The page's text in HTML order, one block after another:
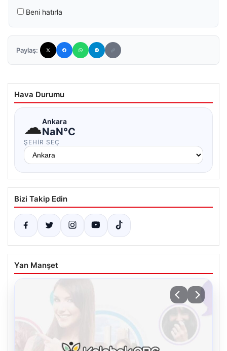
Beni hatırla
Paylaş:
Hava Durumu
☁Ankara
NaN°C
ŞEHIR SEÇ
Bizi Takip Edin
Yan Manşet